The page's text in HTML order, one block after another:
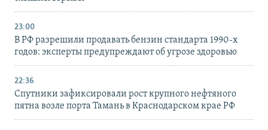
23:00
В РФ разрешили продавать бензин стандарта 1990-х
годов: эксперты предупреждают об угрозе здоровью
22:36
Спутники зафиксировали рост крупного нефтяного
пятна возле порта Тамань в Краснодарском крае РФ